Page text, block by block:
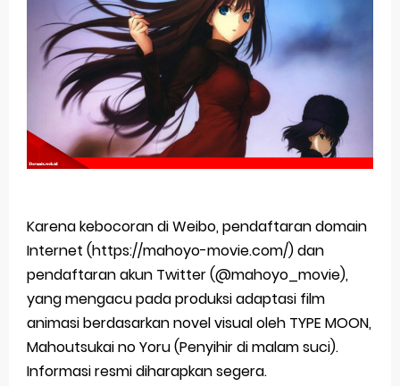
Basketball Project ZERO RISE Gets Anime
Jujutsu Kaisen Season 3 New Visual
The Case Book of Arne Reveals New Visual and Trailer
Cosmic Princess Kaguya! Upcoming Netflix Feature Anime
Friday, 7 August
Karena kebocoran di Weibo, pendaftaran domain
Internet (https://mahoyo-movie.com/) dan
pendaftaran akun Twitter (@mahoyo_movie),
yang mengacu pada produksi adaptasi film
animasi berdasarkan novel visual oleh TYPE MOON,
Mahoutsukai no Yoru (Penyihir di malam suci).
Informasi resmi diharapkan segera.